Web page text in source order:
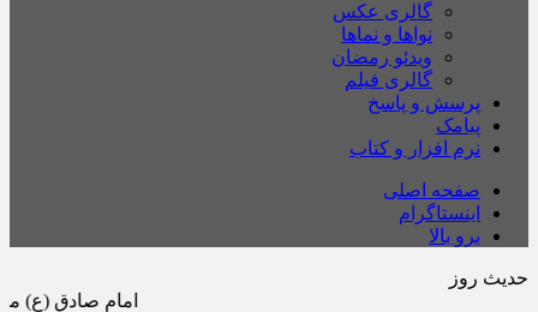
گالری عکس
نواها و نماها
ویدئو رمضان
گالری فیلم
پرسش و پاسخ
پیامک
نرم افزار و کتاب
صفحه اصلی
اینستاگرام
برو بالا
حدیث روز
امام صادق (ع) می فرماید :